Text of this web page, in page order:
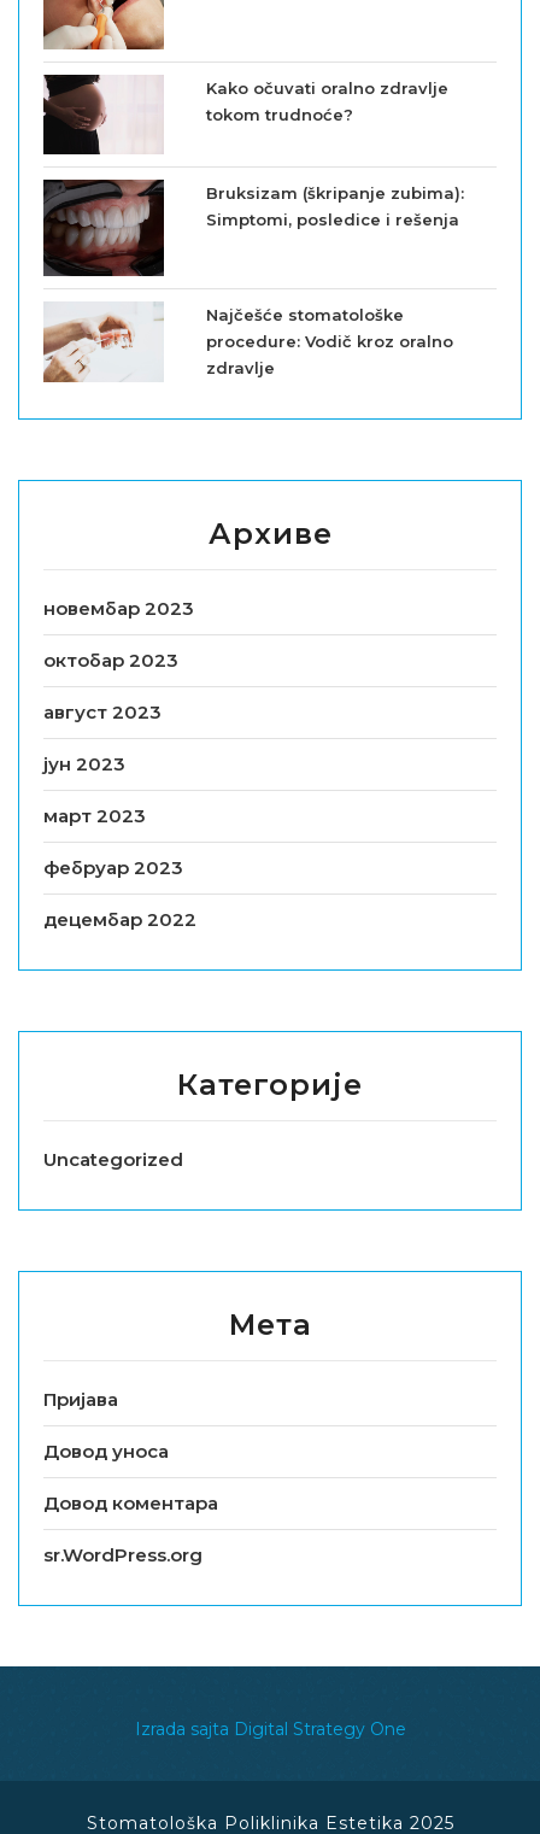
Kako očuvati oralno zdravlje
tokom trudnoće?
Bruksizam (škripanje zubima):
Simptomi, posledice i rešenja
Najčešće stomatološke
procedure: Vodič kroz oralno
zdravlje
Архиве
новембар 2023
октобар 2023
август 2023
јун 2023
март 2023
фебруар 2023
децембар 2022
Категорије
Uncategorized
Мета
Пријава
Довод уноса
Довод коментара
sr.WordPress.org
Izrada sajta Digital Strategy One
Stomatološka Poliklinika Estetika 2025